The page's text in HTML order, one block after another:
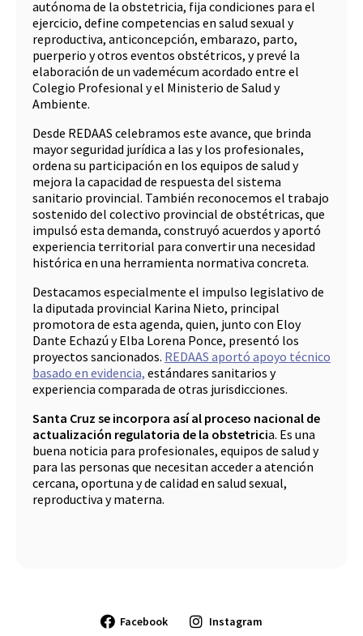
autónoma de la obstetricia, fija condiciones para el
ejercicio, define competencias en salud sexual y
reproductiva, anticoncepción, embarazo, parto,
puerperio y otros eventos obstétricos, y prevé la
elaboración de un vademécum acordado entre el
Colegio Profesional y el Ministerio de Salud y
Ambiente.
Desde REDAAS celebramos este avance, que brinda
mayor seguridad jurídica a las y los profesionales,
ordena su participación en los equipos de salud y
mejora la capacidad de respuesta del sistema
sanitario provincial. También reconocemos el trabajo
sostenido del colectivo provincial de obstétricas, que
impulsó esta demanda, construyó acuerdos y aportó
experiencia territorial para convertir una necesidad
histórica en una herramienta normativa concreta.
Destacamos especialmente el impulso legislativo de
la diputada provincial Karina Nieto, principal
promotora de esta agenda, quien, junto con Eloy
Dante Echazú y Elba Lorena Ponce, presentó los
proyectos sancionados. REDAAS aportó apoyo técnico
basado en evidencia, estándares sanitarios y
experiencia comparada de otras jurisdicciones.
Santa Cruz se incorpora así al proceso nacional de
actualización regulatoria de la obstetricia. Es una
buena noticia para profesionales, equipos de salud y
para las personas que necesitan acceder a atención
cercana, oportuna y de calidad en salud sexual,
reproductiva y materna.
Facebook Instagram